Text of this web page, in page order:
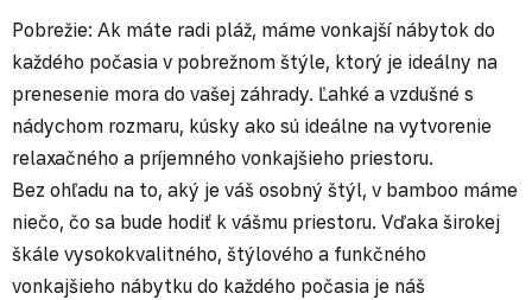
Pobrežie: Ak máte radi pláž, máme vonkajší nábytok do
každého počasia v pobrežnom štýle, ktorý je ideálny na
prenesenie mora do vašej záhrady. Ľahké a vzdušné s
nádychom rozmaru, kúsky ako sú ideálne na vytvorenie
relaxačného a príjemného vonkajšieho priestoru.
Bez ohľadu na to, aký je váš osobný štýl, v bamboo máme
niečo, čo sa bude hodiť k vášmu priestoru. Vďaka širokej
škále vysokokvalitného, štýlového a funkčného
vonkajšieho nábytku do každého počasia je náš